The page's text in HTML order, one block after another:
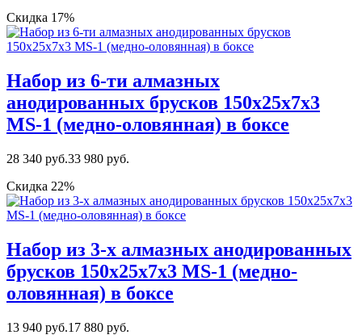
Скидка 17%
Набор из 6-ти алмазных
анодированных брусков 150х25х7х3
MS-1 (медно-оловянная) в боксе
28 340 руб.33 980 руб.
Скидка 22%
Набор из 3-х алмазных анодированных
брусков 150х25х7х3 MS-1 (медно-
оловянная) в боксе
13 940 руб.17 880 руб.